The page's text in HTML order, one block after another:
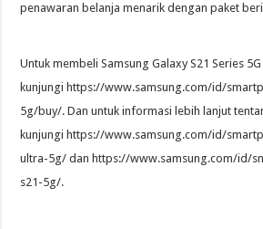
penawaran belanja menarik dengan paket
Untuk membeli Samsung Galaxy S21 Series
kunjungi https://www.samsung.com/id/
5g/buy/. Dan untuk informasi lebih lanjut
kunjungi https://www.samsung.com/id/
ultra-5g/ dan https://www.samsung.com/id/
s21-5g/.